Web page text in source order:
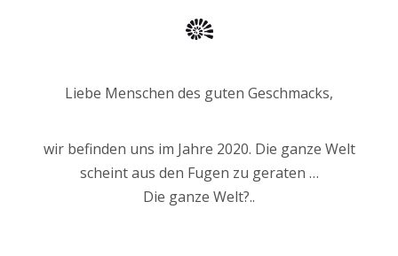
Liebe Menschen des guten Geschmacks,
wir befinden uns im Jahre 2020. Die ganze Welt
scheint aus den Fugen zu geraten …
Die ganze Welt?..